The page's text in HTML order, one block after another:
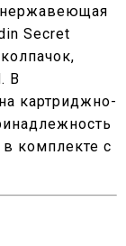
нержавеющая
Secret
В
картриджно-
комплекте с